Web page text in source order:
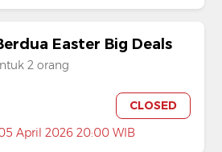
Easter Big Deals
2 orang
CLOSED
April 2026 20:00 WIB